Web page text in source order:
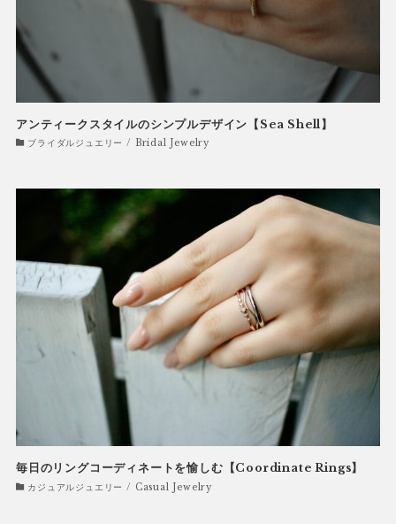
アンティークスタイルのシンプルデザイン【Sea Shell】
ブライダルジュエリー / Bridal Jewelry
毎日のリングコーディネートを愉しむ【Coordinate Rings】
カジュアルジュエリー / Casual Jewelry